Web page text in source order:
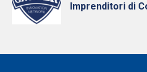
Imprenditori di